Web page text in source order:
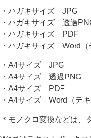
レ
ー
ム・
飾
り
枠）
・ハガキサイズ JPG
・ハガキサイズ 透過
・ハガキサイズ PDF
・ハガキサイズ Word（
・A4サイズ JPG
・A4サイズ 透過PNG
・A4サイズ PDF
・A4サイズ Word（テキ
＊モノクロ変換などは、